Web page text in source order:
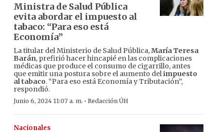
Ministra de Salud Pública
evita abordar el impuesto al
tabaco: “Para eso está
Economía”
La titular del Ministerio de Salud Pública,María Teresa
Barán, prefirió hacer hincapié en las complicaciones
médicas que produce el consumo de cigarrillo, antes
que emitir una postura sobre el aumento delimpuesto
al tabaco. “Para eso está Economía y Tributación”,
respondió.
Junio 6, 2024 11:07 a. m. · Redacción ÚH
Nacionales